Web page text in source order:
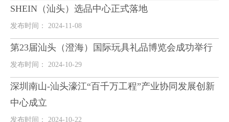
SHEIN（汕头）选品中心正式落地
发布时间： 2024-11-08
第23届汕头（澄海）国际玩具礼品博览会成功举行
发布时间： 2024-10-29
深圳南山-汕头濠江“百千万工程”产业协同发展创新
中心成立
发布时间： 2024-10-22